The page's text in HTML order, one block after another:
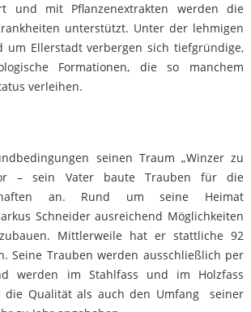
und mit Pflanzenextrakten werden die
unterstützt. Unter der lehmigen
um Ellerstadt verbergen sich tiefgründige,
Formationen, die so manchem
verleihen.
seinen Traum „Winzer zu
– sein Vater baute Trauben für die
an. Rund um seine Heimat
Schneider ausreichend Möglichkeiten
Mittlerweile hat er stattliche 92
Seine Trauben werden ausschließlich per
werden im Stahlfass und im Holzfass
die Qualität als auch den Umfang seiner